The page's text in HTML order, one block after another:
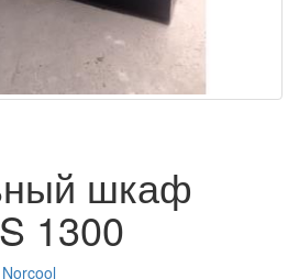
шкаф
1300
Norcool